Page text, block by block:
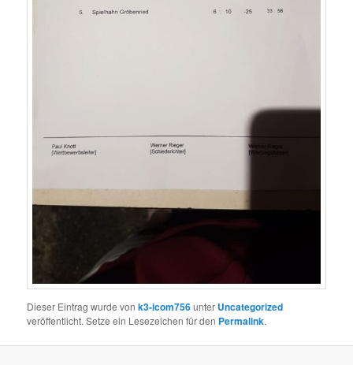
Dieser Eintrag wurde vonk3-icom756unter Uncategorized
veröffentlicht. Setze ein Lesezeichen für den Permalink.